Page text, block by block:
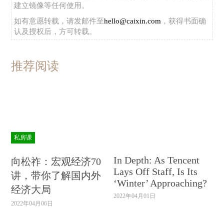
建立镜像等任何使用。
如有意愿转载，请发邮件至hello@caixin.com ，获得书面确
认及授权后，方可转载。
推荐阅读
私房课
向松祚：宏观经济70
讲，带你了解国内外
经济大局
2022年04月06日
In Depth: As Tencent
Lays Off Staff, Is Its
‘Winter’ Approaching?
2022年04月01日